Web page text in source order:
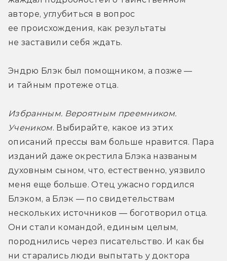
авторе, углубиться в вопрос
ее происхождения, как результаты
не заставили себя ждать.
Эндрю Блэк был помощником, а позже —
и тайным протеже отца.
Избранным. Вероятным преемником.
Учеником. Выбирайте, какое из этих
описаний прессы вам больше нравится. Пара
изданий даже окрестила Блэка названым
духовным сыном, что, естественно, уязвило
меня еще больше. Отец ужасно гордился
Блэком, а Блэк — по свидетельствам
нескольких источников — боготворил отца.
Они стали командой, единым целым,
породнились через писательство. И как бы
ни старались люди выпытать у доктора